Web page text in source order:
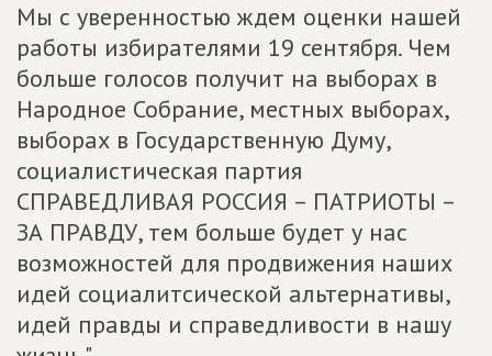
Мы с уверенностью ждем оценки нашей
работы избирателями 19 сентября. Чем
больше голосов получит на выборах в
Народное Собрание, местных выборах,
выборах в Государственную Думу,
социалистическая партия
СПРАВЕДЛИВАЯ РОССИЯ – ПАТРИОТЫ –
ЗА ПРАВДУ, тем больше будет у нас
возможностей для продвижения наших
идей социалитсической альтернативы,
идей правды и справедливости в нашу